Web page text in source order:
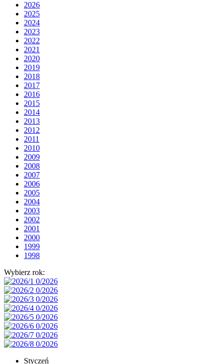
2026
2025
2024
2023
2022
2021
2020
2019
2018
2017
2016
2015
2014
2013
2012
2011
2010
2009
2008
2007
2006
2005
2004
2003
2002
2001
2000
1999
1998
Wybierz rok:
Styczeń